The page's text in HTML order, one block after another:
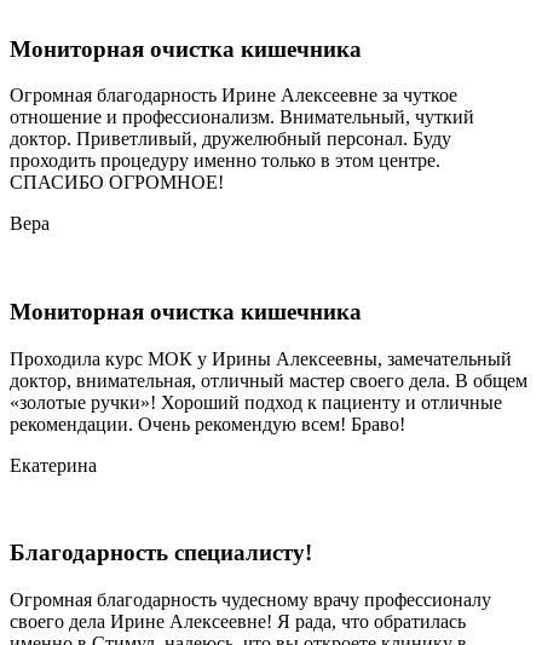
Мониторная очистка кишечника
Огромная благодарность Ирине Алексеевне за чуткое
отношение и профессионализм. Внимательный, чуткий
доктор. Приветливый, дружелюбный персонал. Буду
проходить процедуру именно только в этом центре.
СПАСИБО ОГРОМНОЕ!
Вера
Мониторная очистка кишечника
Проходила курс МОК у Ирины Алексеевны, замечательный
доктор, внимательная, отличный мастер своего дела. В общем
«золотые ручки»! Хороший подход к пациенту и отличные
рекомендации. Очень рекомендую всем! Браво!
Екатерина
Благодарность специалисту!
Огромная благодарность чудесному врачу профессионалу
своего дела Ирине Алексеевне! Я рада, что обратилась